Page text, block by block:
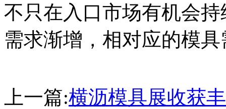
不只在入口市场有机会
需求渐增，相对应的模
上一篇:横沥模具展收获丰